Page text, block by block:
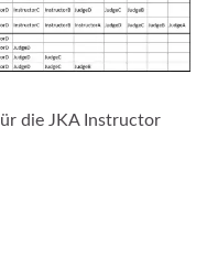
die JKA Instructor